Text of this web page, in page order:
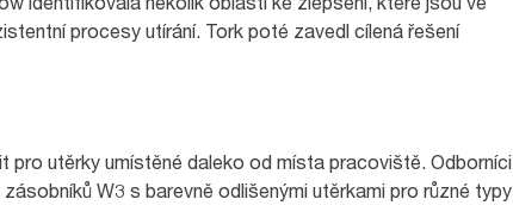
procesy utírání. Tork poté zavedl cílená řešení
utěrky umístěné daleko od místa pracoviště. Odborníci
W3 s barevně odlišenými utěrkami pro různé typy